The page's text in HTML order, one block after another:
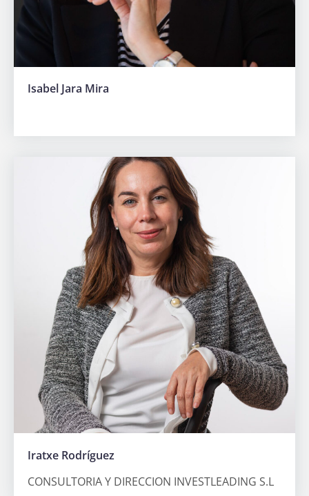
Isabel Jara Mira
Iratxe Rodríguez
CONSULTORIA Y DIRECCION INVESTLEADING S.L